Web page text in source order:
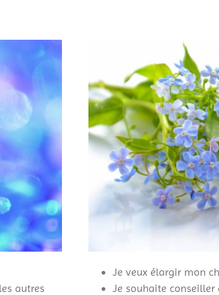
autres
Je veux élargir mon
Je souhaite